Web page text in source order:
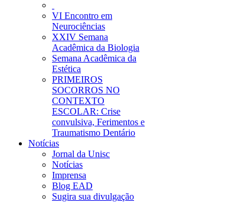
VI Encontro em
Neurociências
XXIV Semana
Acadêmica da Biologia
Semana Acadêmica da
Estética
PRIMEIROS
SOCORROS NO
CONTEXTO
ESCOLAR: Crise
convulsiva, Ferimentos e
Traumatismo Dentário
Notícias
Jornal da Unisc
Notícias
Imprensa
Blog EAD
Sugira sua divulgação